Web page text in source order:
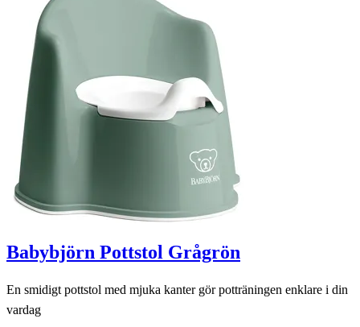
Babybjörn Pottstol Grågrön
En smidigt pottstol med mjuka kanter gör potträningen enklare i din
vardag